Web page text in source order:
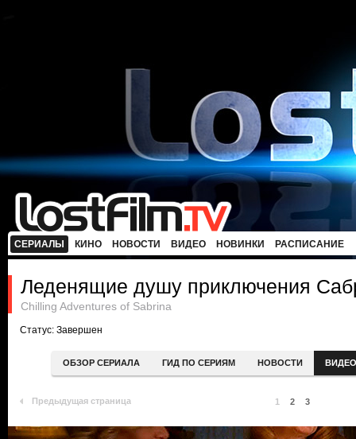
СЕРИАЛЫ КИНО НОВОСТИ ВИДЕО НОВИНКИ РАСПИСАНИЕ
Леденящие душу приключения
Chilling Adventures of Sabrina
Статус: Завершен
ОБЗОР СЕРИАЛА ГИД ПО СЕРИЯМ НОВОСТИ ВИДЕО
Предыдущая страница 1 2 3